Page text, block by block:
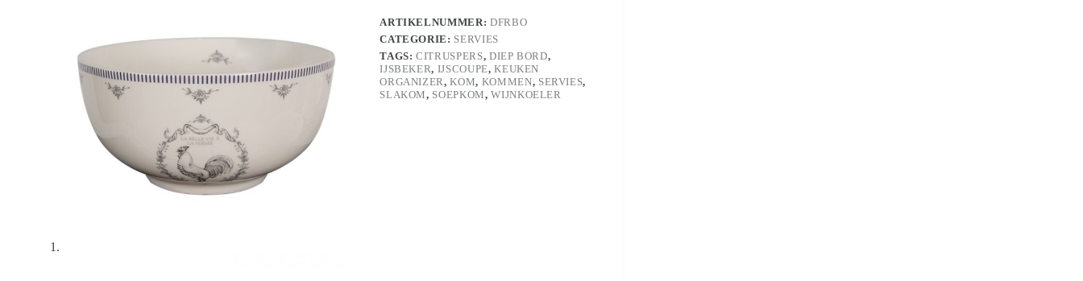
ARTIKELNUMMER: DFRBO
CATEGORIE: SERVIES
TAGS:CITRUSPERS, DIEP BORD,
IJSBEKER, IJSCOUPE,KEUKEN
ORGANIZER,KOM, KOMMEN, SERVIES,
SLAKOM, SOEPKOM,WIJNKOELER